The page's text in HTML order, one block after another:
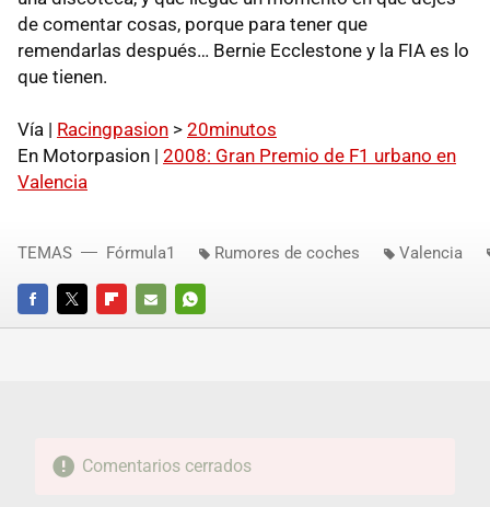
de comentar cosas, porque para tener que
remendarlas después… Bernie Ecclestone y la FIA es lo
que tienen.
Vía | Racingpasion > 20minutos
En Motorpasion | 2008: Gran Premio de F1 urbano en
Valencia
FACEBOOKTWITTERFLIPBOARD
E-
WHATSAPP
TEMAS Fórmula1 Rumores de coches Valencia
Comentarios cerrados